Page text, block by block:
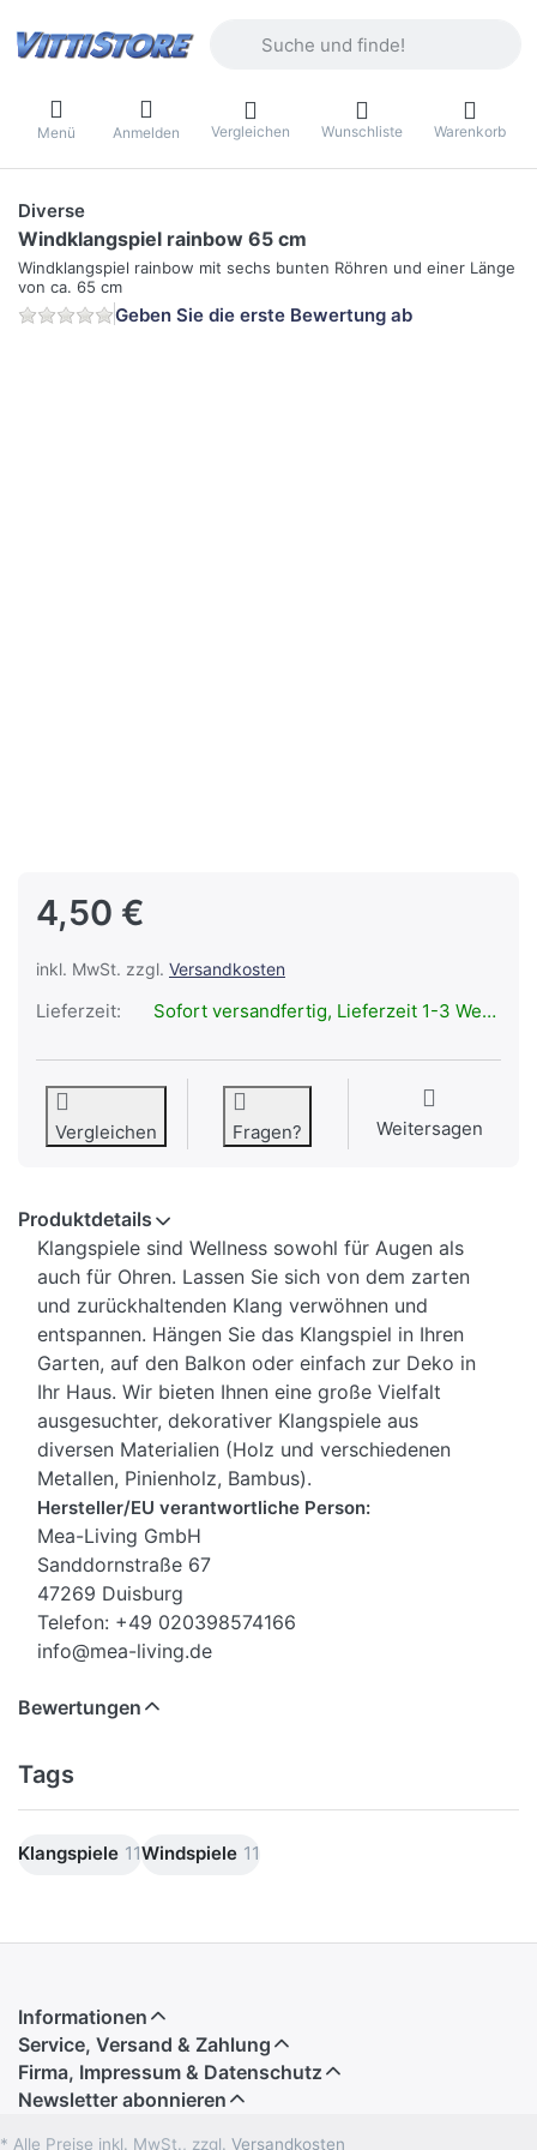
Menü Anmelden Vergleichen Wunschliste Warenkorb
Diverse
Windklangspiel rainbow 65 cm
Windklangspiel rainbow mit sechs bunten Röhren und einer Länge
von ca. 65 cm
Geben Sie die erste Bewertung ab
4,50 €
inkl. MwSt. zzgl. Versandkosten
Lieferzeit: Sofort versandfertig, Lieferzeit 1-3 Werktage.
Vergleichen Fragen? Weitersagen
Produktdetails
Klangspiele sind Wellness sowohl für Augen als
auch für Ohren. Lassen Sie sich von dem zarten
und zurückhaltenden Klang verwöhnen und
entspannen. Hängen Sie das Klangspiel in Ihren
Garten, auf den Balkon oder einfach zur Deko in
Ihr Haus. Wir bieten Ihnen eine große Vielfalt
ausgesuchter, dekorativer Klangspiele aus
diversen Materialien (Holz und verschiedenen
Metallen, Pinienholz, Bambus).
Hersteller/EU verantwortliche Person:
Mea-Living GmbH
Sanddornstraße 67
47269 Duisburg
Telefon: +49 020398574166
info@mea-living.de
Bewertungen
Tags
Klangspiele 11Windspiele 11
Informationen
Service, Versand & Zahlung
Firma, Impressum & Datenschutz
Newsletter abonnieren
* Alle Preise inkl. MwSt., zzgl. Versandkosten